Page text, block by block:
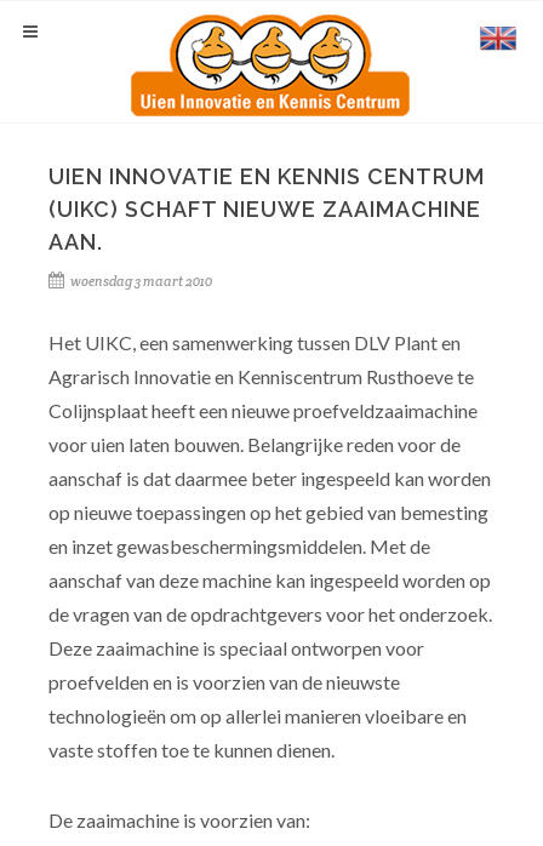
UIEN INNOVATIE EN KENNIS CENTRUM
(UIKC) SCHAFT NIEUWE ZAAIMACHINE
AAN.
woensdag 3 maart 2010
Het UIKC, een samenwerking tussen DLV Plant en
Agrarisch Innovatie en Kenniscentrum Rusthoeve te
Colijnsplaat heeft een nieuwe proefveldzaaimachine
voor uien laten bouwen. Belangrijke reden voor de
aanschaf is dat daarmee beter ingespeeld kan worden
op nieuwe toepassingen op het gebied van bemesting
en inzet gewasbeschermingsmiddelen. Met de
aanschaf van deze machine kan ingespeeld worden op
de vragen van de opdrachtgevers voor het onderzoek.
Deze zaaimachine is speciaal ontworpen voor
proefvelden en is voorzien van de nieuwste
technologieën om op allerlei manieren vloeibare en
vaste stoffen toe te kunnen dienen.
De zaaimachine is voorzien van: